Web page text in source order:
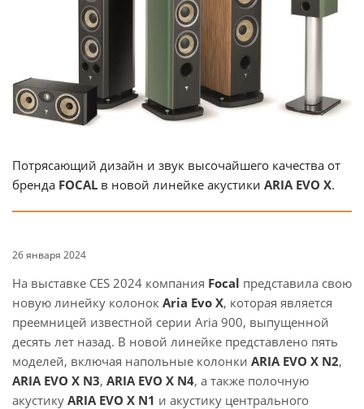
Потрясающий дизайн и звук высочайшего качества от
бренда FOCAL в новой линейке акустики ARIA EVO X.
26 января 2024
На выставке CES 2024 компания Focal представила свою
новую линейку колонок Aria Evo X, которая является
преемницей известной серии Aria 900, выпущенной
десять лет назад. В новой линейке представлено пять
моделей, включая напольные колонки ARIA EVO X N2,
ARIA EVO X N3, ARIA EVO X N4, а также полочную
акустику ARIA EVO X N1 и акустику центрального